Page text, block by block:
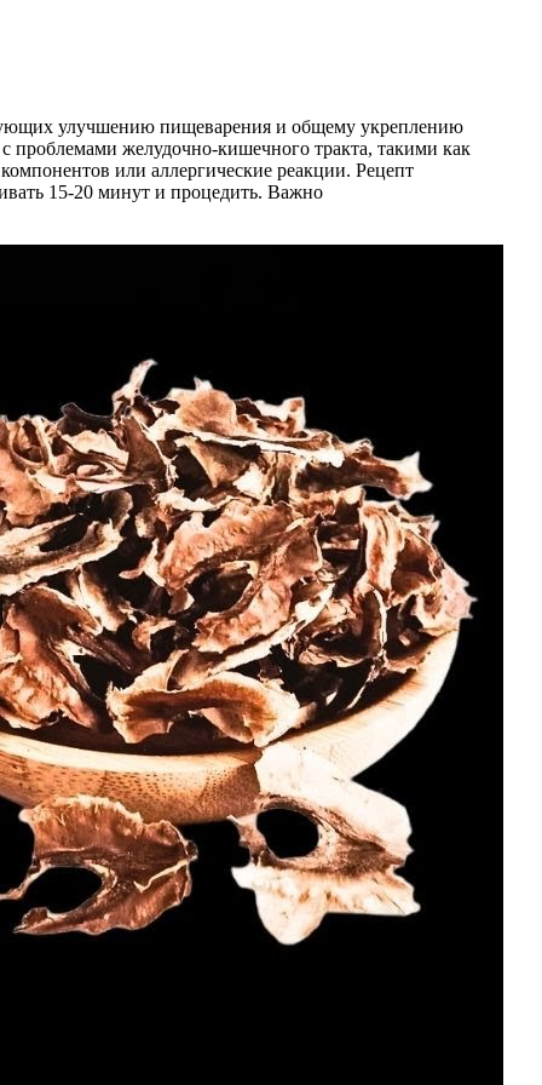
улучшению пищеварения и общему укреплению
проблемами желудочно-кишечного тракта, такими как
или аллергические реакции. Рецепт
15-20 минут и процедить. Важно